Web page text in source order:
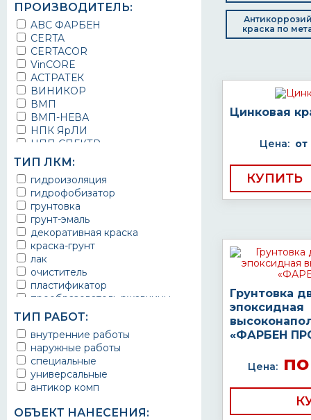
ПРОИЗВОДИТЕЛЬ:
ABC ФАРБЕН
CERTA
CERTACOR
VinCORE
АСТРАТЕК
ВИНИКОР
ВМП
ВМП-НЕВА
НПК ЯрЛИ
НПП СПЕКТР
НПФ ЭМАЛЬ
ТЕРМА
УРЕПЛЕН
ТИП ЛКМ:
гидроизоляция
гидрофобизатор
грунтовка
грунт-эмаль
декоративная краска
краска-грунт
лак
очиститель
пластификатор
преобразователь ржавчины
эмаль
Краска
Покрытие
грунт эмаль
защитное покрытие
ТИП РАБОТ:
внутренние работы
наружные работы
специальные
универсальные
антикор комп
ОБЪЕКТ НАНЕСЕНИЯ:
краска по
Цинковая
Цена: от
КУПИТЬ
Грунтовка
эпоксидная
«ФАРБЕН
Цена:по